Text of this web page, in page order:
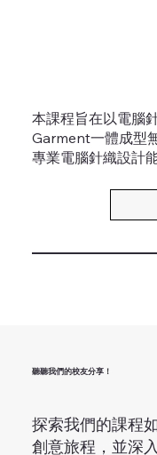
本課程旨在以電腦
Garment一體成型
專業電腦針織設計能
聽聽我們的校友分享！
探索我們的課程
創意旅程，並深